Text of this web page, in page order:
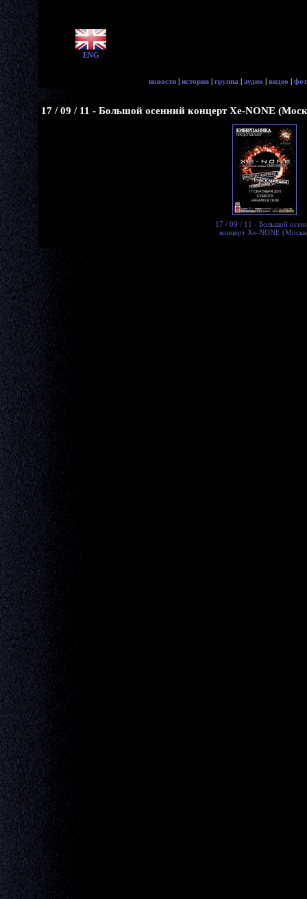
ENG
новости | история | группа | аудио | видео |
17 / 09 / 11 - Большой осенний концерт Xe-NONE
17 / 09 / 11 - Большой
концерт Xe-NONE